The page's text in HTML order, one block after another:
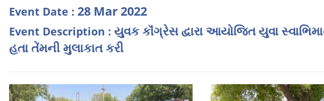
Event Date : 28 Mar 2022
Event Description : યુવક કૉંગ્રેસ દ્વારા આયોજિત યુવા
હતા તેંમની મુલાકાત કરી